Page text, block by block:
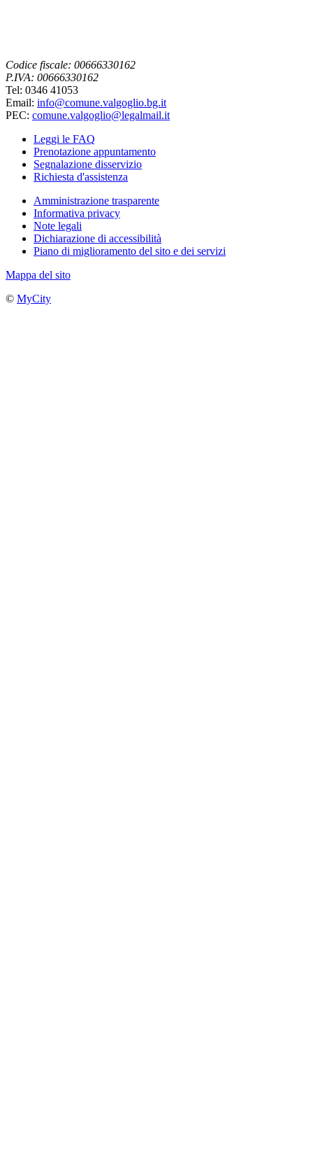
Codice fiscale: 00666330162
P.IVA: 00666330162
Tel: 0346 41053
Email: info@comune.valgoglio.bg.it
PEC: comune.valgoglio@legalmail.it
Leggi le FAQ
Prenotazione appuntamento
Segnalazione disservizio
Richiesta d'assistenza
Amministrazione trasparente
Informativa privacy
Note legali
Dichiarazione di accessibilità
Piano di miglioramento del sito e dei servizi
Mappa del sito
© MyCity